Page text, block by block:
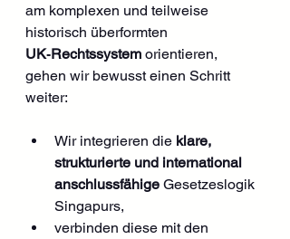
am komplexen und teilweise
historisch überformten
UK‑Rechtssystem orientieren,
gehen wir bewusst einen Schritt
weiter:
Wir integrieren die klare,
strukturierte und international
anschlussfähige Gesetzeslogik
Singapurs,
verbinden diese mit den